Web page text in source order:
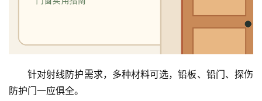
针对射线防护需求，多种材料可选，铅板、铅门、探伤
防护门一应俱全。